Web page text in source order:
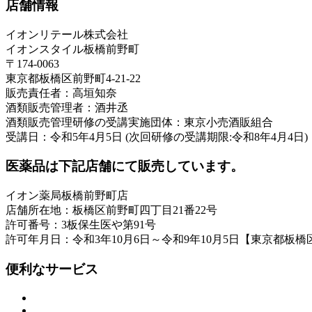
店舗情報
イオンリテール株式会社
イオンスタイル板橋前野町
〒174-0063
東京都板橋区前野町4-21-22
販売責任者：高垣知奈
酒類販売管理者：酒井丞
酒類販売管理研修の受講実施団体：東京小売酒販組合
受講日：令和5年4月5日 (次回研修の受講期限:令和8年4月4日)
医薬品は下記店舗にて販売しています。
イオン薬局板橋前野町店
店舗所在地：板橋区前野町四丁目21番22号
許可番号：3板保生医や第91号
許可年月日：令和3年10月6日～令和9年10月5日【東京都板橋
便利なサービス